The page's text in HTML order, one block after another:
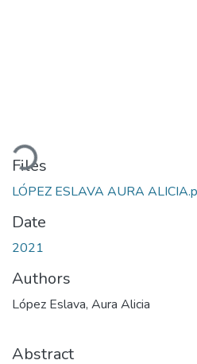
Files
LÓPEZ ESLAVA AURA
Date
2021
Authors
López Eslava, Aura Alicia
Abstract